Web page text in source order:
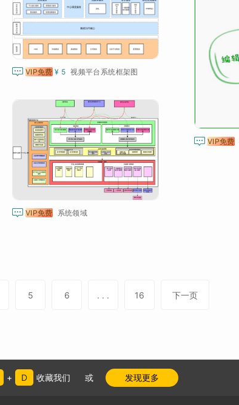
 VIP免费
 VIP免费 ¥ 5 视频平台系统框架图
 VIP免费 系统领域
5 6 . . . 16 下一页
+ D 收藏我们 或 发现更多